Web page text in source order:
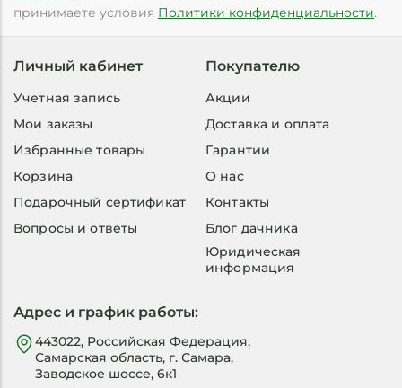
принимаете условия Политики конфиденциальности.
Адрес и график работы:
443022, Российская Федерация,
Самарская область, г. Самара,
Заводское шоссе, 6к1
Покупателю
Акции
Доставка и оплата
Гарантии
О нас
Контакты
Блог дачника
Юридическая
информация
Личный кабинет
Учетная запись
Мои заказы
Избранные товары
Корзина
Подарочный сертификат
Вопросы и ответы